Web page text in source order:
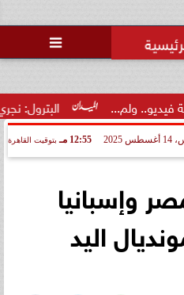

البترول: نجري مسحًا سيزميًا يغطي 10% من مساحة مصر لتقديم...
2025 12:55 مـ بتوقيت القاهرة
وإسبانيا
اليد
غليان في نادي الشيخ زايد:
للجنة المؤقتة بـ ”التواطؤ”